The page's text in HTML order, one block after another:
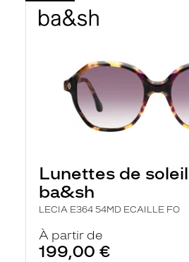
Lunettes de soleil
ba&sh
LECIA E364 54MD ECAILLE FO
À partir de
199,00 €